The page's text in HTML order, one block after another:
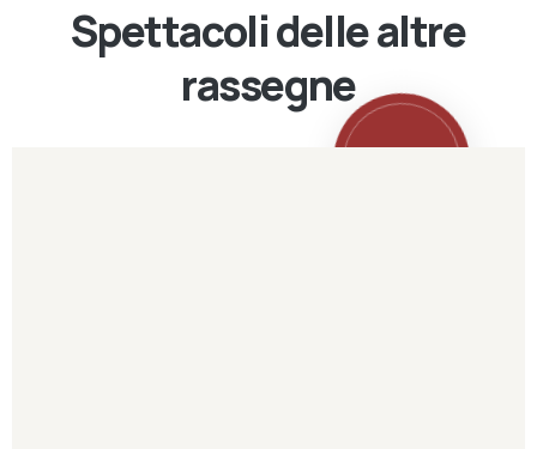
Spettacoli delle altre
rassegne